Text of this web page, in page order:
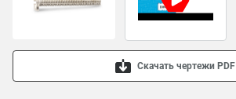
Скачать чертежи PDF